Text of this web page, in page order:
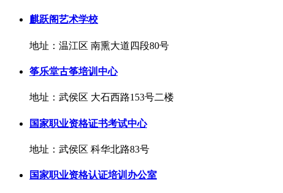
麒跃阁艺术学校
地址：温江区 南熏大道四段80号
筝乐堂古筝培训中心
地址：武侯区 大石西路153号二楼
国家职业资格证书考试中心
地址：武侯区 科华北路83号
国家职业资格认证培训办公室